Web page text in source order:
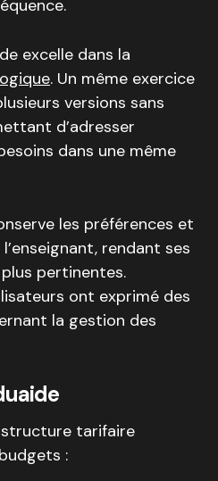
.
excelle dans la
. Un même exercice
versions sans
d’adresser
dans une même
les préférences et
rendant ses
pertinentes.
ont exprimé des
la gestion des
structure tarifaire
: